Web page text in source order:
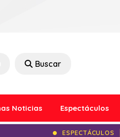
Buscar
Noticias Espectáculos
ESPECTÁCULOS